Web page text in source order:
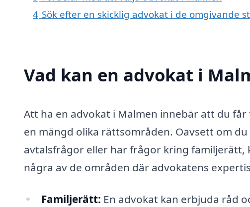
4 Sök efter en skicklig advokat i de omgivande
Vad kan en advokat i
Att ha en advokat i Malmen innebär att du
en mängd olika rättsområden. Oavsett om
avtalsfrågor eller har frågor kring familjerätt,
några av de områden där advokatens
Familjerätt: En advokat kan erbjuda råd